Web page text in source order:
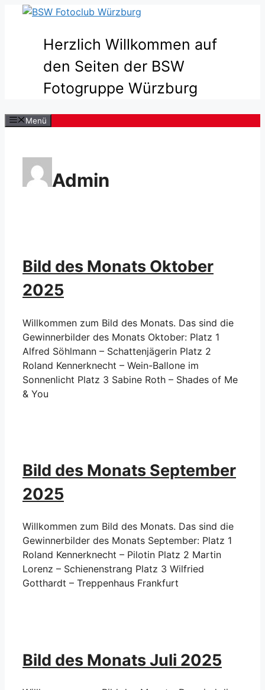
Zum
Herzlich Willkommen auf
den Seiten der BSW
Fotogruppe Würzburg
Menü
Admin
Bild des Monats Oktober
2025
Willkommen zum Bild des Monats. Das sind die
Gewinnerbilder des Monats Oktober: Platz 1
Alfred Söhlmann – Schattenjägerin Platz 2
Roland Kennerknecht – Wein-Ballone im
Sonnenlicht Platz 3 Sabine Roth – Shades of Me
& You
Bild des Monats September
2025
Willkommen zum Bild des Monats. Das sind die
Gewinnerbilder des Monats September: Platz 1
Roland Kennerknecht – Pilotin Platz 2 Martin
Lorenz – Schienenstrang Platz 3 Wilfried
Gotthardt – Treppenhaus Frankfurt
Bild des Monats Juli 2025